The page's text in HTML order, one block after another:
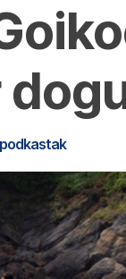
podkastak